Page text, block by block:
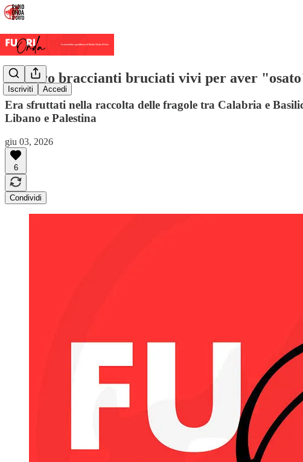
Iscriviti Accedi
Quattro braccianti bruciati vivi per aver
Era sfruttati nella raccolta delle fragole tra Calabria e
Libano e Palestina
giu 03, 2026
6
Condividi